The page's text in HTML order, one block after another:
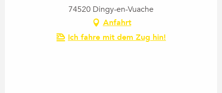
74520 Dingy-en-Vuache
Anfahrt
Ich fahre mit dem Zug hin!